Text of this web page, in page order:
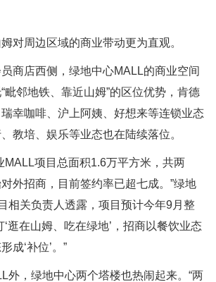
对周边区域的商业带动更为直观。
商店西侧，绿地中心MALL的商业空间
邻地铁、靠近山姆”的区位优势，肯德
幸咖啡、沪上阿姨、好想来等连锁业态
教培、娱乐等业态也在陆续落位。
MALL项目总面积1.6万平方米，共两
外招商，目前签约率已超七成。”绿地
相关负责人透露，项目预计今年9月整
‘逛在山姆、吃在绿地’，招商以餐饮业态
成‘补位’。”
外，绿地中心两个塔楼也热闹起来。“两